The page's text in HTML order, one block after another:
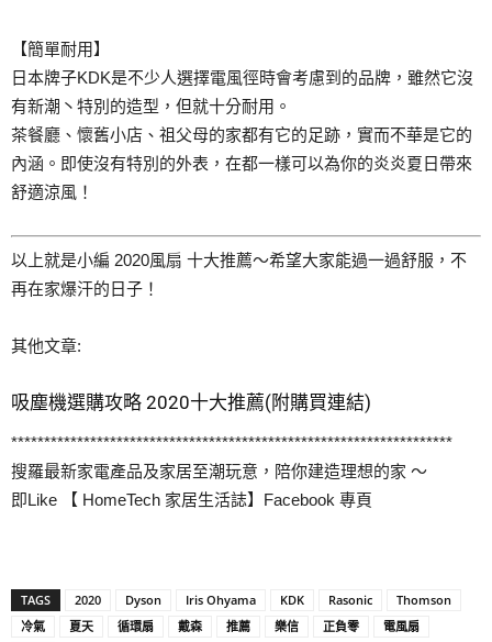
【簡單耐用】
日本牌子KDK是不少人選擇電風徑時會考慮到的品牌，雖然它沒
有新潮丶特別的造型，但就十分耐用。
茶餐廳、懷舊小店、祖父母的家都有它的足跡，實而不華是它的
內涵。即使沒有特別的外表，在都一樣可以為你的炎炎夏日帶來
舒適涼風！
以上就是小編 2020風扇 十大推薦～希望大家能過一過舒服，不
再在家爆汗的日子！
其他文章:
吸塵機選購攻略 2020十大推薦(附購買連結)
*******************************************************************
搜羅最新家電產品及家居至潮玩意，陪你建造理想的家 ～
即Like 【 HomeTech 家居生活誌】Facebook 專頁
TAGS 2020 Dyson Iris Ohyama KDK Rasonic
Thomson
冷氣
夏天 循環扇 戴森 推薦 樂信 正負零
電風扇